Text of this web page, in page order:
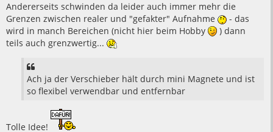
Andererseits schwinden da leider auch immer mehr die
Grenzen zwischen realer und "gefakter" Aufnahme
- das
wird in manch Bereichen (nicht hier beim Hobby
) dann
teils auch grenzwertig...
Ach ja der Verschieber hält durch mini Magnete und ist
so flexibel verwendbar und entfernbar
Tolle Idee!